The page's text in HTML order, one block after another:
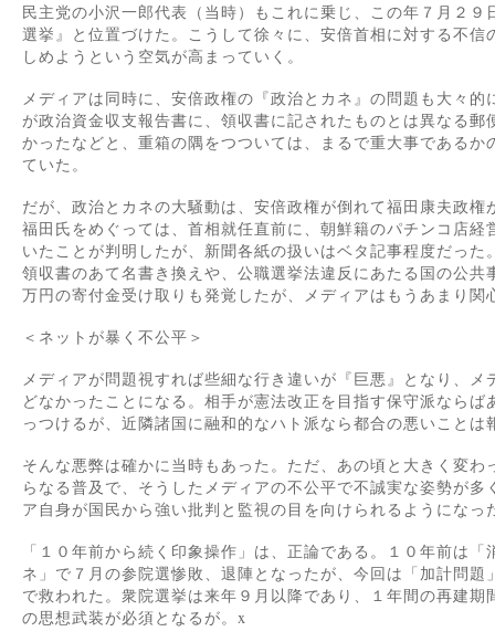
民主党の小沢一郎代表（当時）もこれに乗じ、この年７月２
選挙』と位置づけた。こうして徐々に、安倍首相に対する不
しめようという空気が高まっていく。
メディアは同時に、安倍政権の『政治とカネ』の問題も大々
が政治資金収支報告書に、領収書に記されたものとは異なる
かったなどと、重箱の隅をつついては、まるで重大事である
ていた。
だが、政治とカネの大騒動は、安倍政権が倒れて福田康夫政
福田氏をめぐっては、首相就任直前に、朝鮮籍のパチンコ店
いたことが判明したが、新聞各紙の扱いはベタ記事程度だっ
領収書のあて名書き換えや、公職選挙法違反にあたる国の公
万円の寄付金受け取りも発覚したが、メディアはもうあまり関
＜ネットが暴く不公平＞
メディアが問題視すれば些細な行き違いが『巨悪』となり、
どなかったことになる。相手が憲法改正を目指す保守派なら
っつけるが、近隣諸国に融和的なハト派なら都合の悪いことは
そんな悪弊は確かに当時もあった。ただ、あの頃と大きく変
らなる普及で、そうしたメディアの不公平で不誠実な姿勢が
ア自身が国民から強い批判と監視の目を向けられるようになっ
「１０年前から続く印象操作」は、正論である。１０年前は
ネ」で７月の参院選惨敗、退陣となったが、今回は「加計問
で救われた。衆院選挙は来年９月以降であり、１年間の再建
の思想武装が必須となるが。x